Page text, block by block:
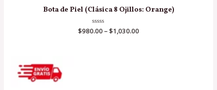
Bota de Piel (Clásica 8 Ojillos: Orange)
Valorado
en
$980.00–$1,030.00